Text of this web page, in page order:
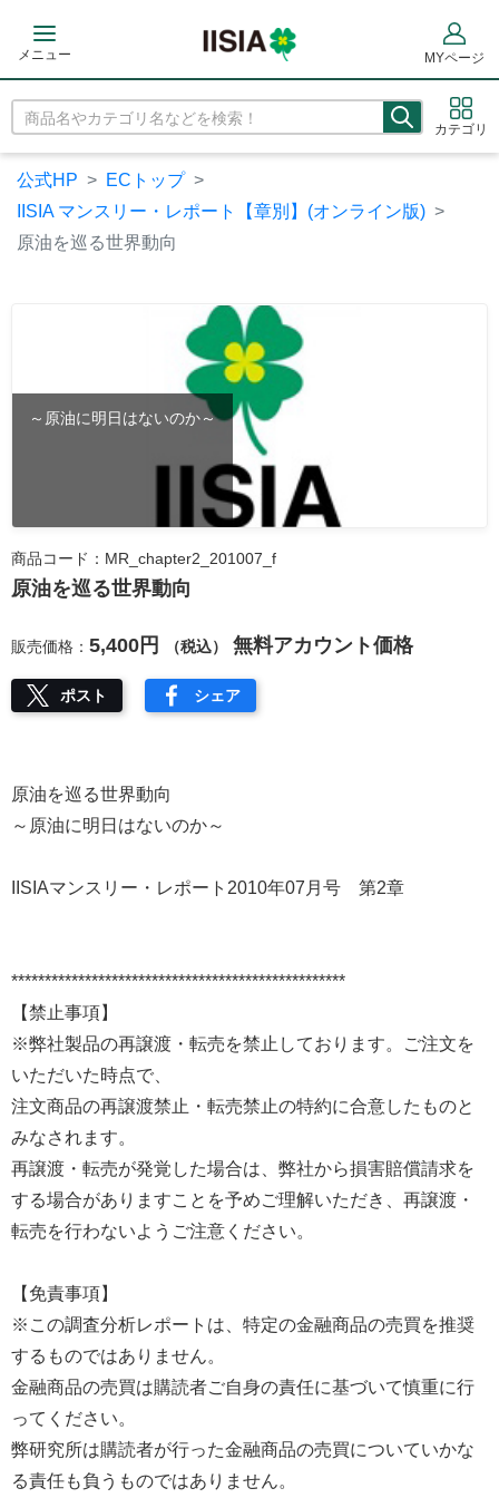
メニュー
カテゴリ
MYページ
公式HP
ECトップ
IISIA マンスリー・レポート【章別】(オンライン版)
原油を巡る世界動向
～原油に明日はないのか～
商品コード：MR_chapter2_201007_f
原油を巡る世界動向
販売価格： 5,400円 （税込） 無料アカウント価格
ポスト シェア
原油を巡る世界動向
～原油に明日はないのか～
IISIAマンスリー・レポート2010年07月号 第2章
**************************************************
【禁止事項】
※弊社製品の再譲渡・転売を禁止しております。ご注文を
いただいた時点で、
注文商品の再譲渡禁止・転売禁止の特約に合意したものと
みなされます。
再譲渡・転売が発覚した場合は、弊社から損害賠償請求を
する場合がありますことを予めご理解いただき、再譲渡・
転売を行わないようご注意ください。
【免責事項】
※この調査分析レポートは、特定の金融商品の売買を推奨
するものではありません。
金融商品の売買は購読者ご自身の責任に基づいて慎重に行
ってください。
弊研究所は購読者が行った金融商品の売買についていかな
る責任も負うものではありません。